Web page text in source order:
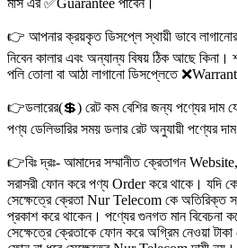
মাস এর ✅Guarantee পাবেন।
👉 আপনার ক্রয়কৃত ডিসপ্লে স্থায়ী ভাবে
নিবেন কালার এবং অন্যান্য বিষয় ঠিক আছে কিনা।
পলি তোলা বা আঠা লাগানো ডিসপ্লেতে
👉ডলারের(💲) রেট কম বেশির জন্য পণ্যের দাম
পণ্য ডেলিভারির সময় ডলার রেট অনুযায়ী পণ্যের দাম
👉বিঃ দ্রঃ- আমাদের সম্মানীত ক্রেতাগন
সরাসরী ফোন করে পণ্য Order করে থাকে। যদি
সেক্ষেত্রে ক্রেতা Nur Telecom কে অতিরিক্ত
প্রকাশ করে থাকেন। পণ্যের গুনগত মান বিবেচনা
সেক্ষেত্রে ক্রেতাকে ফোন করে অগ্রিম নেওয়া